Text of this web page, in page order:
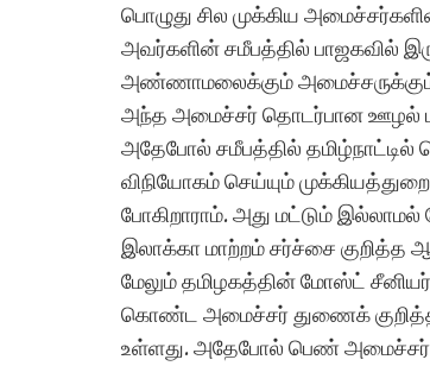
பொழுது சில முக்கிய
அவர்களின் சமீபத்தில் பாஜகவில்
அண்ணாமலைக்கும் அமைச்சருக்கும்
அந்த அமைச்சர் தொடர்பான ஊழல்
அதேபோல் சமீபத்தில் தமிழ்நாட்டில்
விநியோகம் செய்யும்
போகிறாராம். அது மட்டும்
இலாக்கா மாற்றம் சர்ச்சை
மேலும் தமிழகத்தின் மோஸ்ட்
கொண்ட அமைச்சர் துணைக்
உள்ளது. அதேபோல் பெண் அமைச்சர்